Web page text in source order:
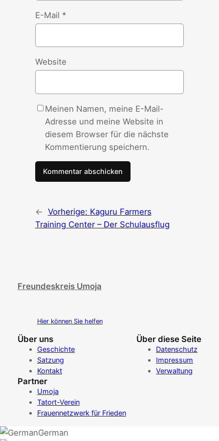
E-Mail *
Website
Meinen Namen, meine E-Mail-
Adresse und meine Website in
diesem Browser für die nächste
Kommentierung speichern.
← Vorherige: Kaguru Farmers
Training Center – Der Schulausflug
Freundeskreis Umoja
Hier können Sie helfen
Über uns
Geschichte
Satzung
Kontakt
Über diese Seite
Datenschutz
Impressum
Verwaltung
Partner
Umoja
Tatort-Verein
Frauennetzwerk für Frieden
German